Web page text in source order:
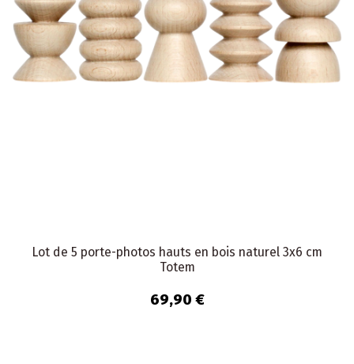
Lot de 5 porte-photos hauts en bois naturel 3x6 cm
Totem
69,90 €